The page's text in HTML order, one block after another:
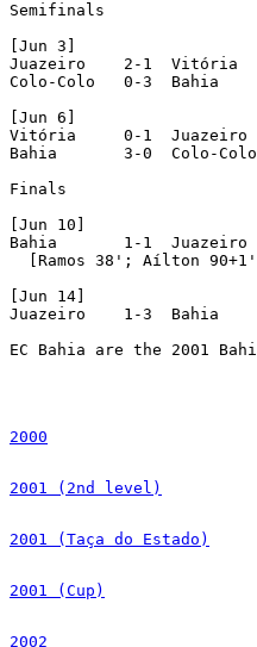
Semifinals
[Jun 3]
Juazeiro    2-1  Vitória
Colo-Colo   0-3  Bahia
[Jun 6]
Vitória     0-1  Juazeiro
Bahia       3-0  Colo-Colo
Finals
[Jun 10]
Bahia       1-1  Juazeiro
  [Ramos 38'; Aílton 90+1']
[Jun 14]
Juazeiro    1-3  Bahia
EC Bahia are the 2001
2000
2001 (2nd level)
2001 (Taça do Estado)
2001 (Cup)
2002